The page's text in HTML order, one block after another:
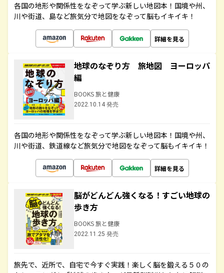
各国の地形や関係性をなぞって学ぶ新しい地図本！国境や州、
川や街道、島など旅気分で地図をなぞって脳もイキイキ！
詳細を見る
地球のなぞり方 旅地図 ヨーロッパ
編
BOOKS 旅と健康
2022.10.14 発売
各国の地形や関係性をなぞって学ぶ新しい地図本！国境や州、
川や街道、鉄道線など旅気分で地図をなぞって脳もイキイキ！
詳細を見る
脳がどんどん強くなる！すごい地球の
歩き方
BOOKS 旅と健康
2022.11.25 発売
旅先で、近所で、自宅で今すぐ実践！楽しく脳を鍛える５０の